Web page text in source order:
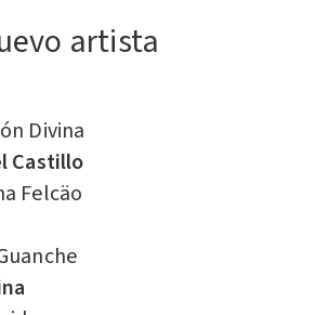
artista
Divina
Castillo
Felcäo